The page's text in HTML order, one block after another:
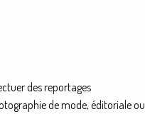
des reportages
de mode, éditoriale ou